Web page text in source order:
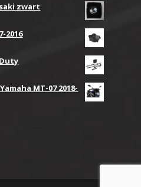
zwart
2016
MT-07 2018-